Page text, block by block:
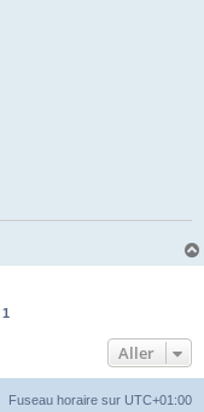
1
Aller
Fuseau horaire sur UTC+01:00